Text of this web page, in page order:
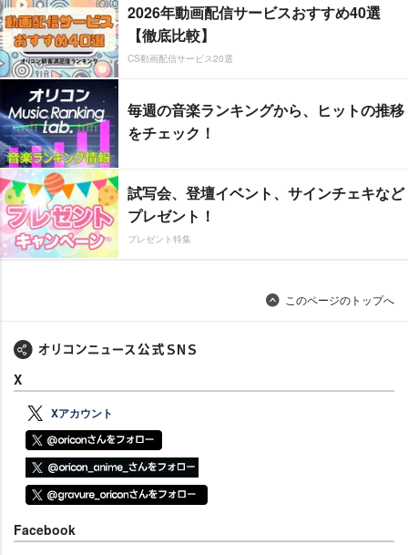
2026年動画配信サービスおすすめ40選
【徹底比較】
CS動画配信サービス20選
毎週の音楽ランキングから、ヒットの推移
をチェック！
試写会、登壇イベント、サインチェキなど
プレゼント！
プレゼント特集
このページのトップへ
X
Xアカウント
Facebook